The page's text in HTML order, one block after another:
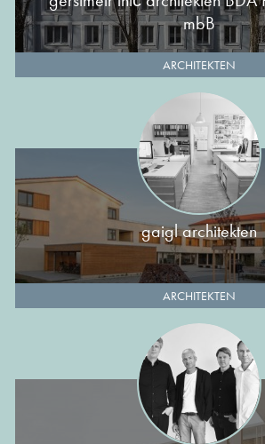
mbB
ARCHITEKTEN
gaigl architekten
ARCHITEKTEN